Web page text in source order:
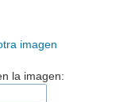
imagen
la imagen: